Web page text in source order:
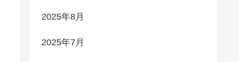
2025年8月
2025年7月